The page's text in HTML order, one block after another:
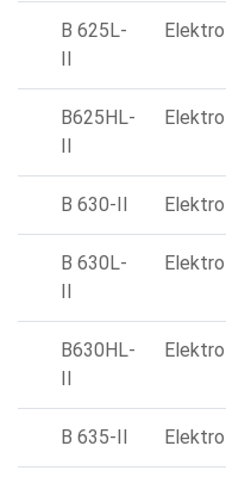
B 625L-
II
Elektro
B625HL-
II
Elektro
B 630-II Elektro
B 630L-
II
Elektro
B630HL-
II
Elektro
B 635-II Elektro